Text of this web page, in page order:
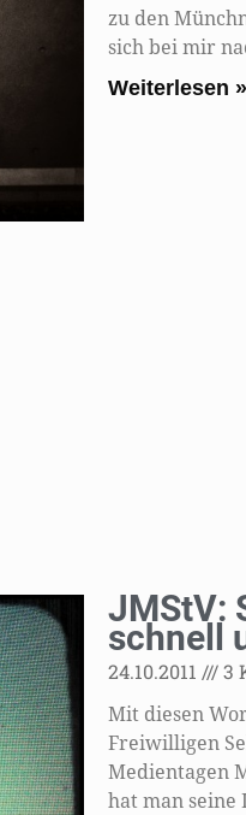
zu den
sich bei mir
Weiterlesen »
JMStV:
schnell
24.10.2011 3
Mit diesen
Freiwilligen
Medientagen
hat man